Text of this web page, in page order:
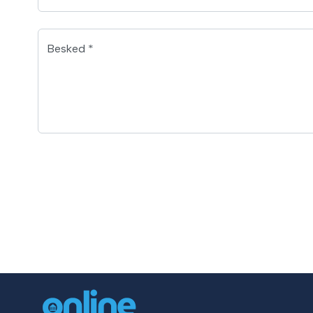
Besked *